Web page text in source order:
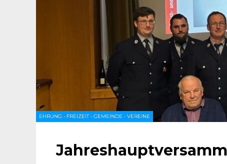
EHRUNG • FREIZEIT• GEMEINDE • VEREINE